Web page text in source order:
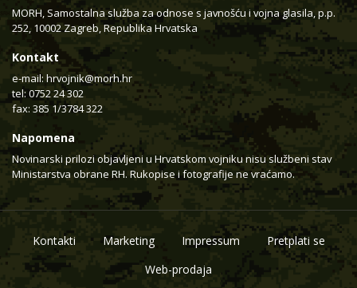
MORH, Samostalna služba za odnose s javnošću i vojna glasila, p.p.
252, 10002 Zagreb, Republika Hrvatska
Kontakt
e-mail: hrvojnik@morh.hr
tel: 0752 24 302
fax: 385 1/3784 322
Napomena
Novinarski prilozi objavljeni u Hrvatskom vojniku nisu službeni stav
Ministarstva obrane RH. Rukopise i fotografije ne vraćamo.
Kontakti Marketing Impressum
Pretplati se
Web-prodaja